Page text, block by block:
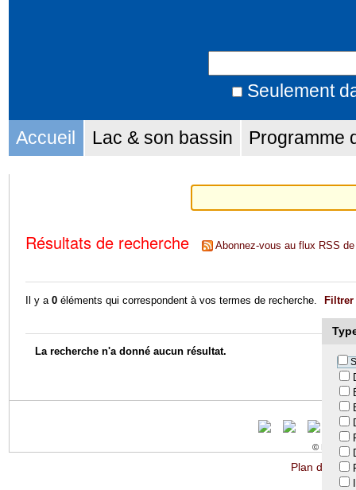
Aller
à
la
Seulement
avancée…
Sections
Accueil Lac & son bassin Programme
Résultats de recherche Abonnez-vous au flux RSS
Il y a 0éléments qui correspondent à vos termes de recherche.
La recherche n'a donné aucun résultat.
© LTA
Plan du site